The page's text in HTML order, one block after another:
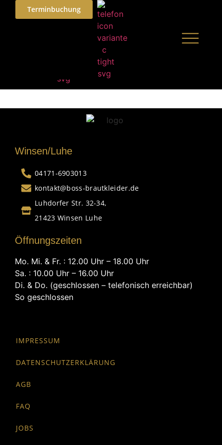
Terminbuchung
Winsen/Luhe
04171-6903013
kontakt@boss-brautkleider.de
Luhdorfer Str. 32-34,
21423 Winsen Luhe
Öffnungszeiten
Mo. Mi. & Fr. : 12.00 Uhr – 18.00 Uhr
Sa. : 10.00 Uhr – 16.00 Uhr
Di. & Do. (geschlossen – telefonisch erreichbar)
So geschlossen
IMPRESSUM
DATENSCHUTZERKLÄRUNG
AGB
FAQ
JOBS